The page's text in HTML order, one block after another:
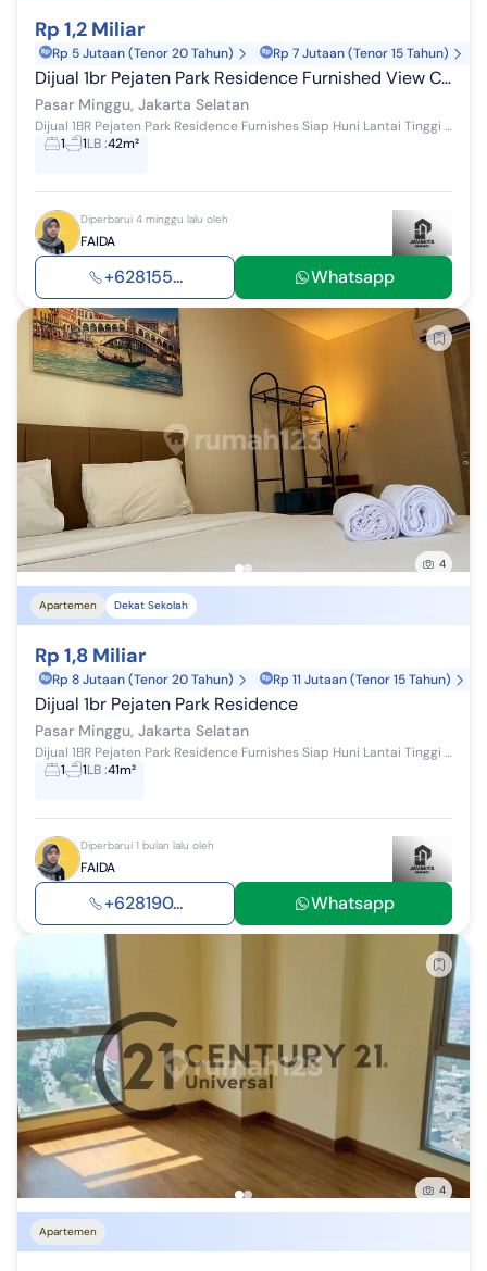
Rp 1,2 Miliar
Rp 5 Jutaan (Tenor 20 Tahun) Rp 7 Jutaan (Tenor 15 Tahun)
Dijual 1br Pejaten Park Residence Furnished View City
Pasar Minggu, Jakarta Selatan
Dijual 1BR Pejaten Park Residence Furnishes Siap Huni Lantai Tinggi Best View Citt Rp. 1.2 M nego Fasilitas : Swimming Pool Fitness Center Childre...
1
1LB:42m²
Diperbarui 4 minggu lalu oleh
FAIDA
+628155... Whatsapp
4
Apartemen Dekat Sekolah
Rp 1,8 Miliar
Rp 8 Jutaan (Tenor 20 Tahun) Rp 11 Jutaan (Tenor 15 Tahun)
Dijual 1br Pejaten Park Residence
Pasar Minggu, Jakarta Selatan
Dijual 1BR Pejaten Park Residence Furnishes Siap Huni Lantai Tinggi Best View Swimming Pool Rp. 1.8 M nego Fasilitas : Swimming Pool Fitness Cente...
1
1LB:41m²
Diperbarui 1 bulan lalu oleh
FAIDA
+628190... Whatsapp
4
Apartemen